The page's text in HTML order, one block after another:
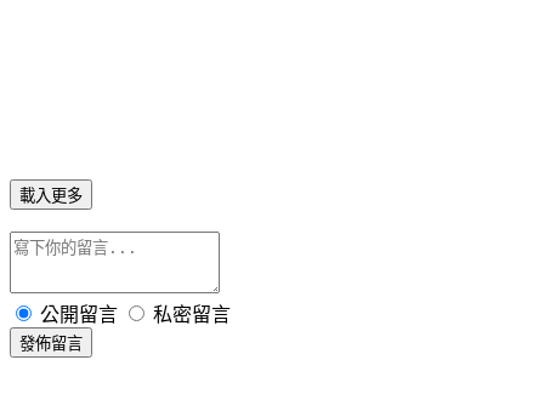
載入更多
公開留言 私密留言
發佈留言